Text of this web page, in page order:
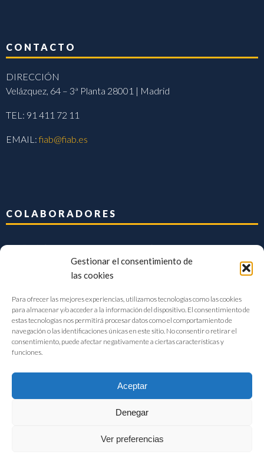
Gestionar el consentimiento de
las cookies
Para ofrecer las mejores experiencias, utilizamos tecnologías como las cookies
para almacenar y/o acceder a la información del dispositivo. El consentimiento de
estas tecnologías nos permitirá procesar datos como el comportamiento de
navegación o las identificaciones únicas en este sitio. No consentir o retirar el
consentimiento, puede afectar negativamente a ciertas características y
funciones.
Aceptar
Denegar
Ver preferencias
CONTACTO
DIRECCIÓN
Velázquez, 64 – 3ª Planta 28001 | Madrid
TEL: 91 411 72 11
EMAIL:fiab@fiab.es
COLABORADORES
FIAB Federación Española de Industrias de la Alimentación y Bebidas